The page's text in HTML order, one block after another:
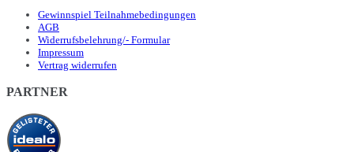
Gewinnspiel Teilnahmebedingungen
AGB
Widerrufsbelehrung/- Formular
Impressum
Vertrag widerrufen
PARTNER